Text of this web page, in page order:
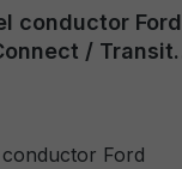
conductor Ford
/ Transit
Ford